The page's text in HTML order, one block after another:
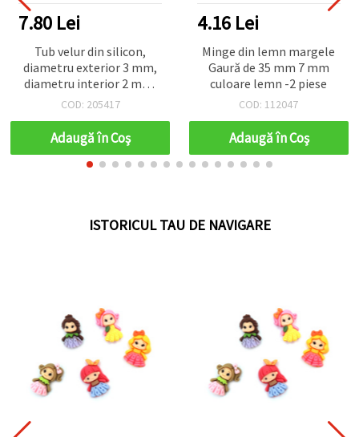
7.80 Lei
Tub velur din silicon,
diametru exterior 3 mm,
diametru interior 2 mm,
roșu – 5 metri
COD: 205417
Adaugă în Coş
4.16 Lei
Minge din lemn margele
Gaură de 35 mm 7 mm
culoare lemn -2 piese
COD: 112047
Adaugă în Coş
ISTORICUL TAU DE NAVIGARE